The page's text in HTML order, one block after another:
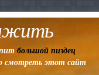
большой пиздец
смотреть этот сайт